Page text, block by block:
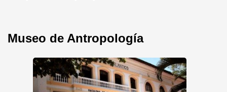
Museo de Antropología